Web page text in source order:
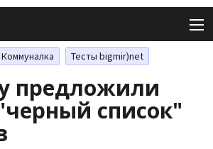
Коммуналка Тесты bigmir)net
предложили
список"